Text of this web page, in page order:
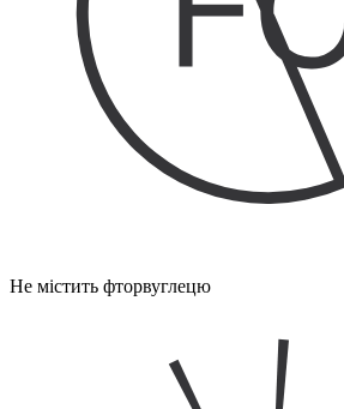
Не містить фторвуглецю